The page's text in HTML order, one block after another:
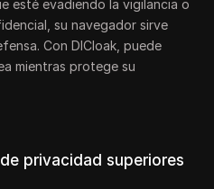
esté evadiendo la vigilancia o
su navegador sirve
Con DICloak, puede
mientras protege su
privacidad superiores